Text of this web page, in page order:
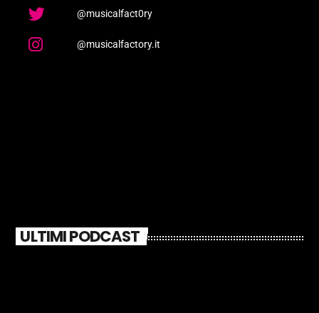
@musicalfact0ry
@musicalfactory.it
ULTIMI PODCAST